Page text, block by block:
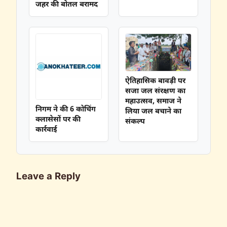
जहर की बोतल बरामद
निगम ने की 6 कोचिंग
क्लासेसों पर की
कार्रवाई
ऐतिहासिक बावड़ी पर
सजा जल संरक्षण का
महाउत्सव, समाज ने
लिया जल बचाने का
संकल्प
Leave a Reply